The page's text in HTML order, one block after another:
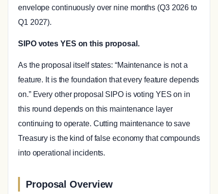
envelope continuously over nine months (Q3 2026 to
Q1 2027).
SIPO votes YES on this proposal.
As the proposal itself states: “Maintenance is not a
feature. It is the foundation that every feature depends
on.” Every other proposal SIPO is voting YES on in
this round depends on this maintenance layer
continuing to operate. Cutting maintenance to save
Treasury is the kind of false economy that compounds
into operational incidents.
Proposal Overview